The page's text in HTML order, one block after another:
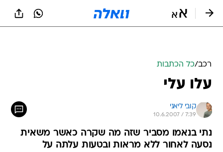
רכב/כל הכתבות
עלו עלי
קובי ליאני
10.6.2007 / 7:39
נתי בנאמו מסביר שזה מה שקרה כאשר משאית
נסעה לאחור ללא מראות ובטעות עלתה על